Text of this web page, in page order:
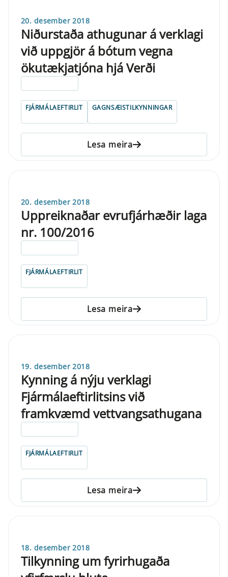
20. desember 2018
Niðurstaða athugunar á verklagi
við uppgjör á bótum vegna
ökutækjatjóna hjá Verði
FJÁRMÁLAEFTIRLIT GAGNSÆISTILKYNNINGAR
Lesa meira
20. desember 2018
Uppreiknaðar evrufjárhæðir laga
nr. 100/2016
FJÁRMÁLAEFTIRLIT
Lesa meira
19. desember 2018
Kynning á nýju verklagi
Fjármálaeftirlitsins við
framkvæmd vettvangsathugana
FJÁRMÁLAEFTIRLIT
Lesa meira
18. desember 2018
Tilkynning um fyrirhugaða